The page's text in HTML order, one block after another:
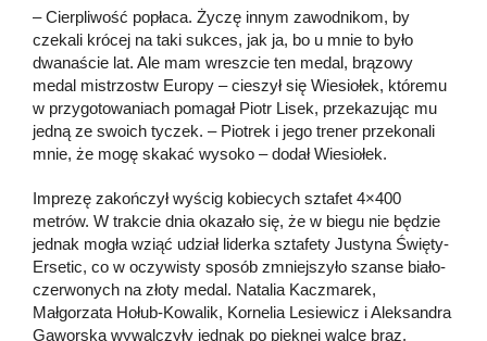
– Cierpliwość popłaca. Życzę innym zawodnikom, by
czekali krócej na taki sukces, jak ja, bo u mnie to było
dwanaście lat. Ale mam wreszcie ten medal, brązowy
medal mistrzostw Europy – cieszył się Wiesiołek, któremu
w przygotowaniach pomagał Piotr Lisek, przekazując mu
jedną ze swoich tyczek. – Piotrek i jego trener przekonali
mnie, że mogę skakać wysoko – dodał Wiesiołek.
Imprezę zakończył wyścig kobiecych sztafet 4×400
metrów. W trakcie dnia okazało się, że w biegu nie będzie
jednak mogła wziąć udział liderka sztafety Justyna Święty-
Ersetic, co w oczywisty sposób zmniejszyło szanse biało-
czerwonych na złoty medal. Natalia Kaczmarek,
Małgorzata Hołub-Kowalik, Kornelia Lesiewicz i Aleksandra
Gaworska wywalczyły jednak po pięknej walce brąz.